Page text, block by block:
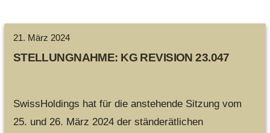
21. März 2024
STELLUNGNAHME: KG REVISION 23.047
SwissHoldings hat für die anstehende Sitzung vom
25. und 26. März 2024 der ständerätlichen